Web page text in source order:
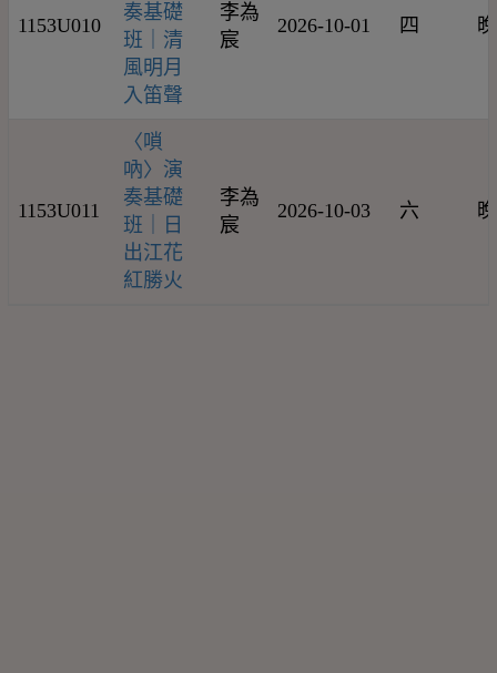
1153U010
奏基礎
班｜清
風明月
入笛聲
李為
宸
2026-10-01 四
1153U011
〈嗩
吶〉演
奏基礎
班｜日
出江花
紅勝火
李為
宸
2026-10-03 六